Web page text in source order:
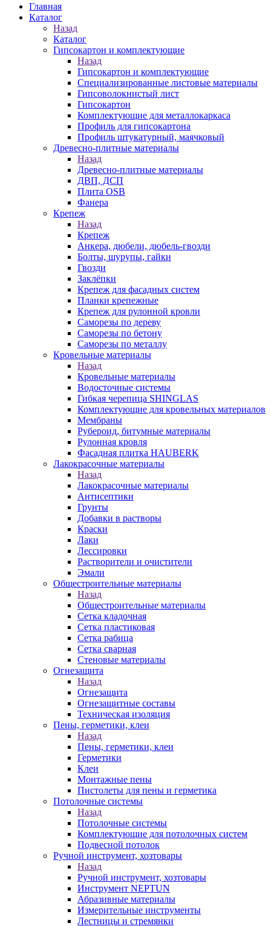
Главная
Каталог
Назад
Каталог
Гипсокартон и комплектующие
Назад
Гипсокартон и комплектующие
Специализированные листовые материалы
Гипсоволокнистый лист
Гипсокартон
Комплектующие для металлокаркаса
Профиль для гипсокартона
Профиль штукатурный, маячковый
Древесно-плитные материалы
Назад
Древесно-плитные материалы
ДВП, ДСП
Плита OSB
Фанера
Крепеж
Назад
Крепеж
Анкера, дюбели, дюбель-гвозди
Болты, шурупы, гайки
Гвозди
Заклёпки
Крепеж для фасадных систем
Планки крепежные
Крепеж для рулонной кровли
Саморезы по дереву
Саморезы по бетону
Саморезы по металлу
Кровельные материалы
Назад
Кровельные материалы
Водосточные системы
Гибкая черепица SHINGLAS
Комплектующие для кровельных материалов
Мембраны
Рубероид, битумные материалы
Рулонная кровля
Фасадная плитка HAUBERK
Лакокрасочные материалы
Назад
Лакокрасочные материалы
Антисептики
Грунты
Добавки в растворы
Краски
Лаки
Лессировки
Растворители и очистители
Эмали
Общестроительные материалы
Назад
Общестроительные материалы
Сетка кладочная
Сетка пластиковая
Сетка рабица
Сетка сварная
Стеновые материалы
Огнезащита
Назад
Огнезащита
Огнезащитные составы
Техническая изоляция
Пены, герметики, клеи
Назад
Пены, герметики, клеи
Герметики
Клеи
Монтажные пены
Пистолеты для пены и герметика
Потолочные системы
Назад
Потолочные системы
Комплектующие для потолочных систем
Подвесной потолок
Ручной инструмент, хозтовары
Назад
Ручной инструмент, хозтовары
Инструмент NEPTUN
Абразивные материалы
Измерительные инструменты
Лестницы и стремянки